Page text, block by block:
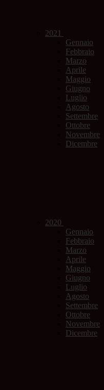
2021
Gennaio
Febbraio
Marzo
Aprile
Maggio
Giugno
Luglio
Agosto
Settembre
Ottobre
Novembre
Dicembre
2020
Gennaio
Febbraio
Marzo
Aprile
Maggio
Giugno
Luglio
Agosto
Settembre
Ottobre
Novembre
Dicembre